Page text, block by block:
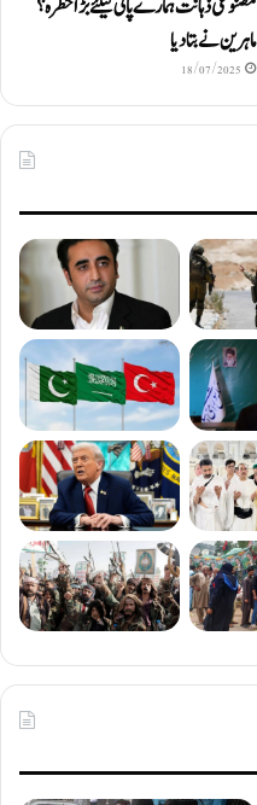
مصنوعی ذہانت ہمارے پانی کیلئے بڑا خطرہ؟
ماہرین نے بتا دیا
18/07/2025